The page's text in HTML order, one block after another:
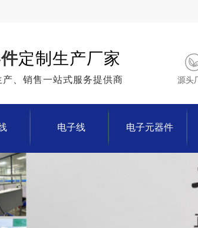
定制生产厂家
、销售一站式服务提供商 源头
电子线 电子元器件